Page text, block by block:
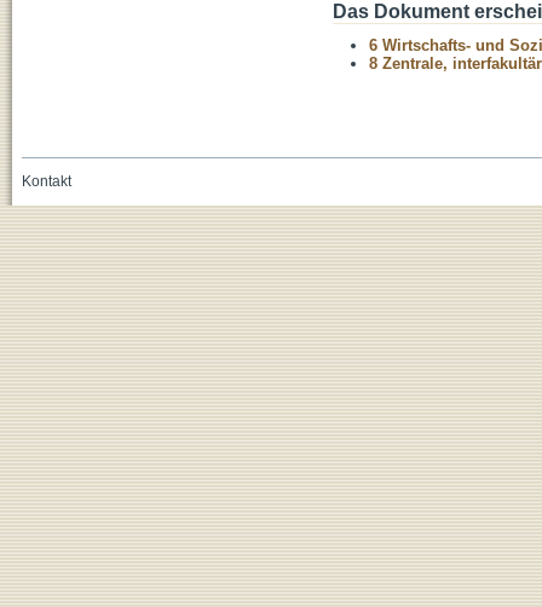
Das Dokument
6 Wirtschafts- und
8 Zentrale,
Kontakt